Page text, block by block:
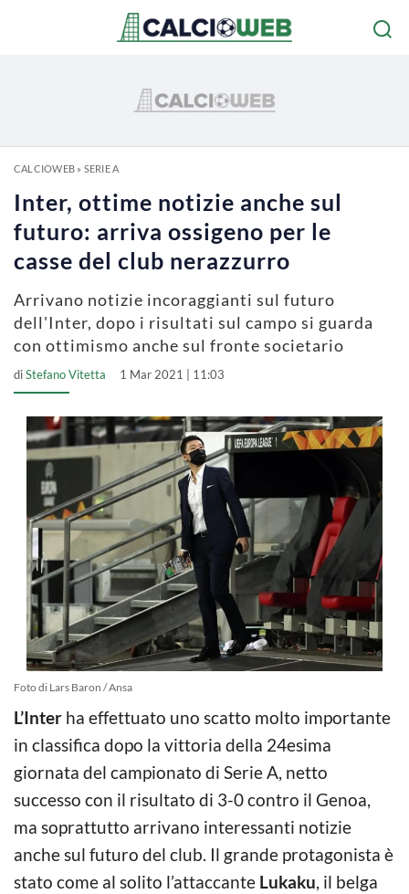
CALCIOWEB» SERIE A
Inter, ottime notizie anche sul
futuro: arriva ossigeno per le
casse del club nerazzurro
Arrivano notizie incoraggianti sul futuro
dell'Inter, dopo i risultati sul campo si guarda
con ottimismo anche sul fronte societario
diStefano Vitetta 1 Mar 2021 | 11:03
Foto di Lars Baron / Ansa
L’Inter ha effettuato uno scatto molto importante
in classifica dopo la vittoria della 24esima
giornata del campionato di Serie A, netto
successo con il risultato di 3-0 contro il Genoa,
ma soprattutto arrivano interessanti notizie
anche sul futuro del club. Il grande protagonista è
stato come al solito l’attaccante Lukaku, il belga